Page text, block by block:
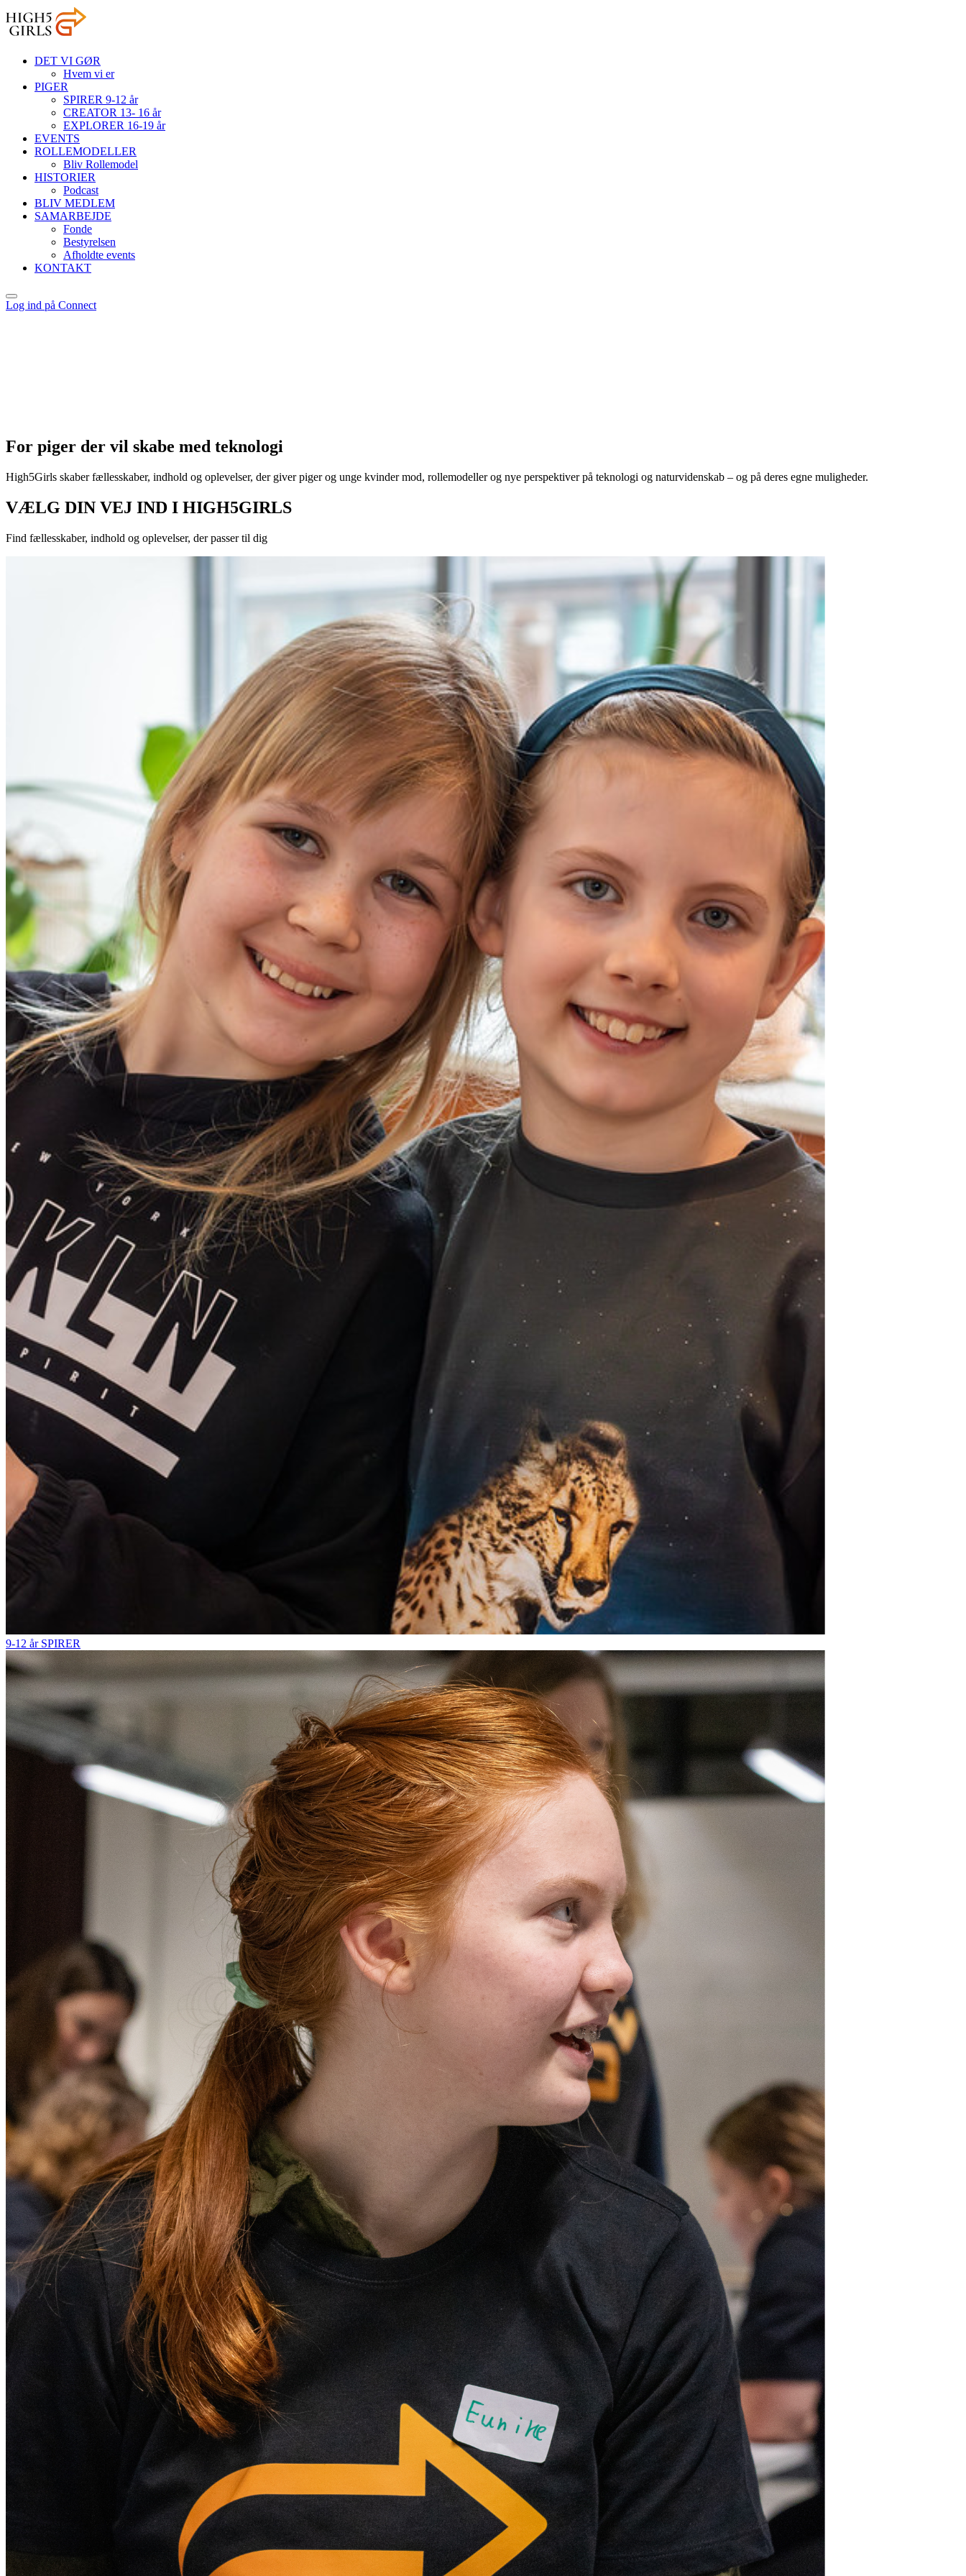
DET VI GØR
Hvem vi er
PIGER
SPIRER 9-12 år
CREATOR 13- 16 år
EXPLORER 16-19 år
EVENTS
ROLLEMODELLER
Bliv Rollemodel
HISTORIER
Podcast
BLIV MEDLEM
SAMARBEJDE
Fonde
Bestyrelsen
Afholdte events
KONTAKT
Log ind på Connect
For piger der vil skabe med teknologi
High5Girls skaber fællesskaber, indhold og oplevelser, der giver piger og unge kvinder mod, rollemodeller og nye perspektiver på teknologi og naturvidenskab – og på deres egne muligheder.
VÆLG DIN VEJ IND I HIGH5GIRLS
Find fællesskaber, indhold og oplevelser, der passer til dig
9-12 år SPIRER